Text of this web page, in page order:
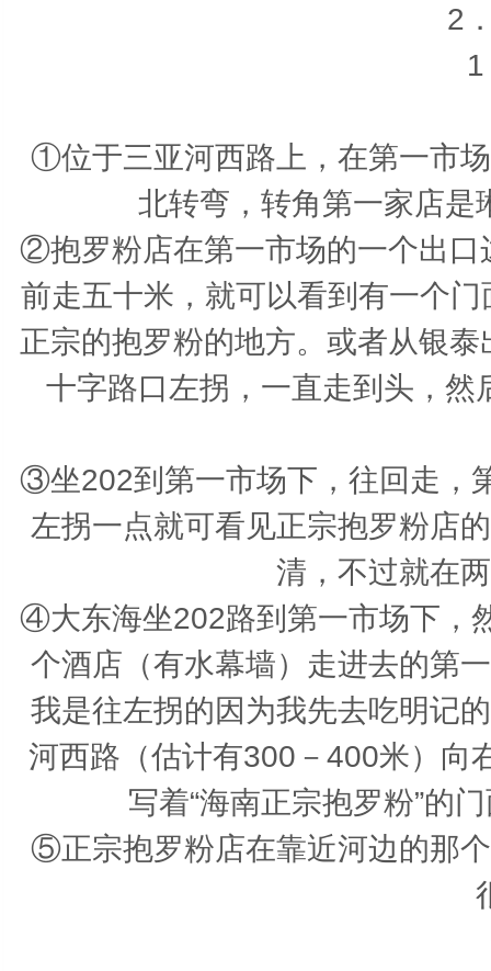
2
①位于三亚河西路上，在第一市
北转弯，转角第一家店是
②抱罗粉店在第一市场的一个出口
前走五十米，就可以看到有一个
正宗的抱罗粉的地方。或者从银
十字路口左拐，一直走到头，
③坐202到第一市场下，往回走，
左拐一点就可看见正宗抱罗粉店
清，不过就在
④大东海坐202路到第一市场下，
个酒店（有水幕墙）走进去的第
我是往左拐的因为我先去吃明记
河西路（估计有300－400米）向
写着“海南正宗抱罗粉”的
⑤正宗抱罗粉店在靠近河边的那